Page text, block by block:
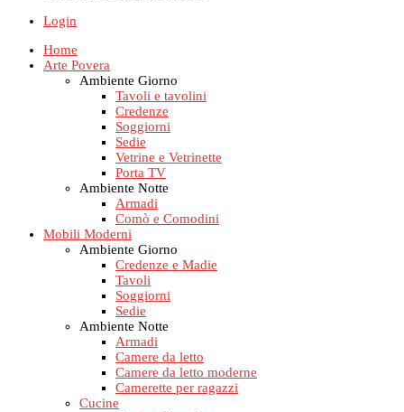
Login
Home
Arte Povera
Ambiente Giorno
Tavoli e tavolini
Credenze
Soggiorni
Sedie
Vetrine e Vetrinette
Porta TV
Ambiente Notte
Armadi
Comò e Comodini
Mobili Moderni
Ambiente Giorno
Credenze e Madie
Tavoli
Soggiorni
Sedie
Ambiente Notte
Armadi
Camere da letto
Camere da letto moderne
Camerette per ragazzi
Cucine